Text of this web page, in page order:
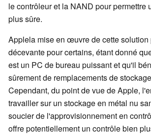
le contrôleur et la NAND pour permettre
plus sûre.
Applela mise en œuvre de cette solution
décevante pour certains, étant donné
est un PC de bureau puissant et qu'il
sûrement de remplacements de
Cependant, du point de vue de Apple,
travailler sur un stockage en métal nu
soucier de l'approvisionnement en
offre potentiellement un contrôle bien